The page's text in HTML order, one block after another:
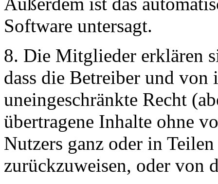
Software untersagt.
8. Die Mitglieder erklären
dass die Betreiber und von
uneingeschränkte Recht
übertragene Inhalte ohne
Nutzers ganz oder in
zurückzuweisen, oder von